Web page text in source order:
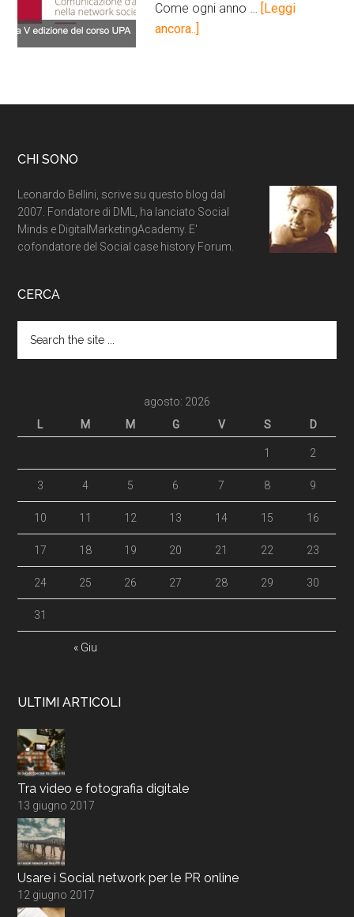
Come ogni anno …
[Leggi
ancora..]
CHI SONO
Leonardo Bellini, scrive su questo blog dal
2007. Fondatore di DML, ha lanciato Social
Minds e DigitalMarketingAcademy. E'
cofondatore del Social case history Forum.
CERCA
agosto: 2026
L
M M G V S D
« Giu
1 2
3 4 5 6 7 8 9
10 11 12 13 14 15 16
17 18 19 20 21 22 23
24 25 26 27 28 29 30
31
ULTIMI ARTICOLI
Tra video e fotografia digitale
13 giugno 2017
Usare i Social network per le PR online
12 giugno 2017